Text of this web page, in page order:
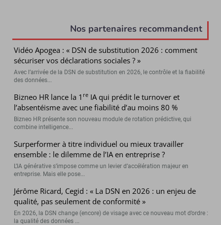
Nos partenaires recommandent
Vidéo Apogea : « DSN de substitution 2026 : comment
sécuriser vos déclarations sociales ? »
Avec l’arrivée de la DSN de substitution en 2026, le contrôle et la fiabilité
des données...
Bizneo HR lance la 1 re IA qui prédit le turnover et
l’absentéisme avec une fiabilité d’au moins 80 %
Bizneo HR présente son nouveau module de rotation prédictive, qui
combine intelligence...
Surperformer à titre individuel ou mieux travailler
ensemble : le dilemme de l’IA en entreprise ?
L’IA générative s’impose comme un levier d’accélération majeur en
entreprise. Mais elle pose...
Jérôme Ricard, Cegid : « La DSN en 2026 : un enjeu de
qualité, pas seulement de conformité »
En 2026, la DSN change (encore) de visage avec ce nouveau mot d’ordre :
la qualité des données ...